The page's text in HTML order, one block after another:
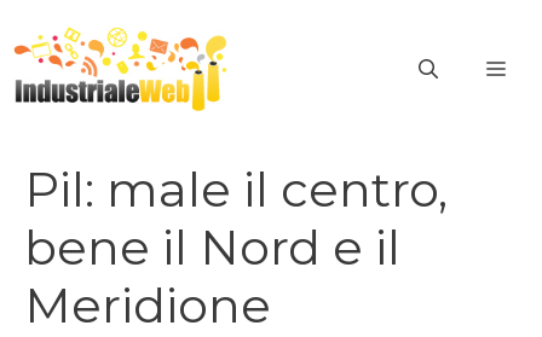
al
contenuto
Pil: male il centro,
bene il Nord e il
Meridione